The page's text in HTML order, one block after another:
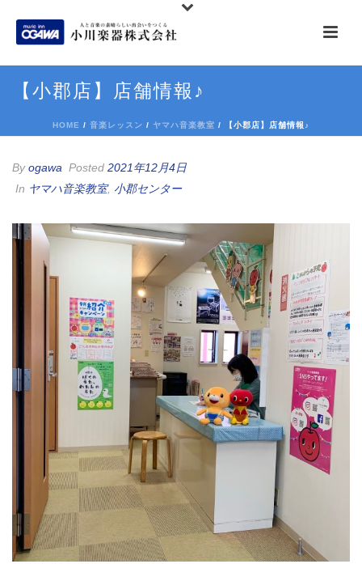
【小郡店】店舗情報♪
HOME / 音楽レッスン / ヤマハ音楽教室 / 【小郡店】店舗情報♪
Byogawa Posted 2021年12月4日
In ヤマハ音楽教室, 小郡センター